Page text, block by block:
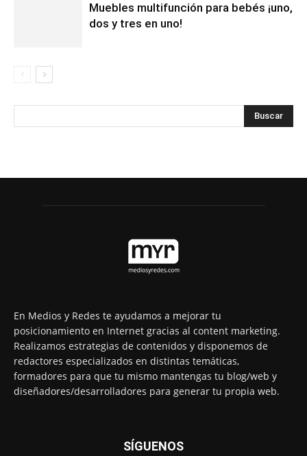
Muebles multifunción para bebés ¡uno,
dos y tres en uno!
En Medios y Redes te ayudamos a mejorar tu
posicionamiento en Internet gracias al content marketing.
Realizamos estrategias de contenidos y disponemos de
redactores especializados en distintas temáticas,
formadores para que tu mismo mantengas tu blog/web y
diseñadores/desarrolladores para generar tu propia web.
SÍGUENOS